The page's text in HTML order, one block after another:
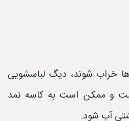
خراب شوند، دیگ لباسشویی
و ممکن است به کاسه نمد
آب شود.